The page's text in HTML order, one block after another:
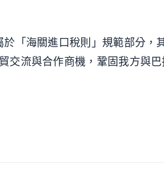
「海關進口稅則」規範部分，
交流與合作商機，鞏固我方與巴